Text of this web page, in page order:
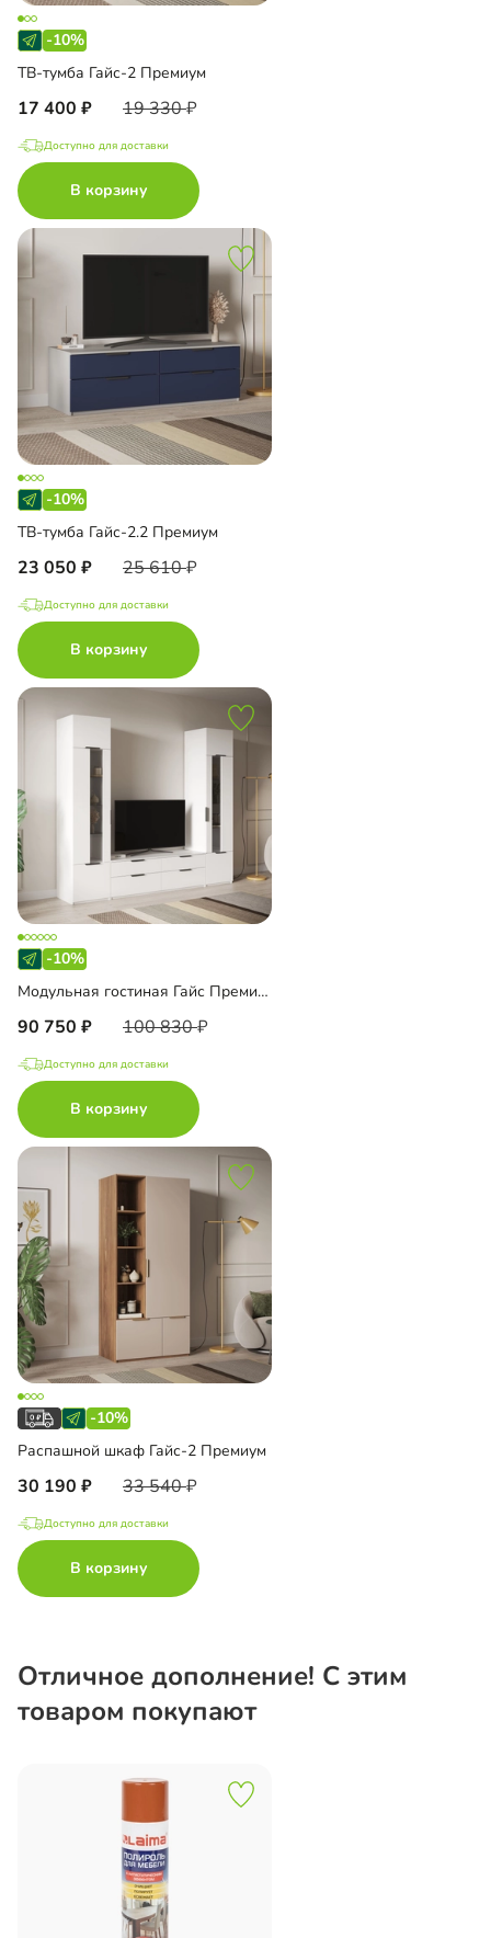
-10%
ТВ-тумба Гайс-2 Премиум
17 400 19 330
Доступно для доставки
В корзину
-10%
ТВ-тумба Гайс-2.2 Премиум
23 050 25 610
Доступно для доставки
В корзину
-10%
Модульная гостиная Гайс Премиум
90 750 100 830
Доступно для доставки
В корзину
-10%
Распашной шкаф Гайс-2 Премиум
30 190 33 540
Доступно для доставки
В корзину
Отличное дополнение! С этим
товаром покупают